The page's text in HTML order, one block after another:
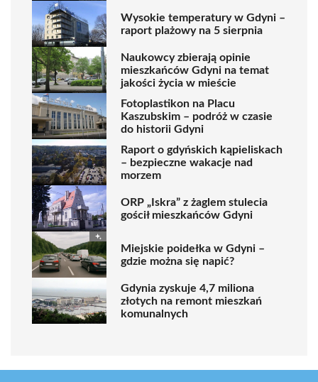
Wysokie temperatury w Gdyni –
raport plażowy na 5 sierpnia
Naukowcy zbierają opinie
mieszkańców Gdyni na temat
jakości życia w mieście
Fotoplastikon na Placu
Kaszubskim – podróż w czasie
do historii Gdyni
Raport o gdyńskich kąpieliskach
– bezpieczne wakacje nad
morzem
ORP „Iskra” z żaglem stulecia
gościł mieszkańców Gdyni
Miejskie poidełka w Gdyni –
gdzie można się napić?
Gdynia zyskuje 4,7 miliona
złotych na remont mieszkań
komunalnych